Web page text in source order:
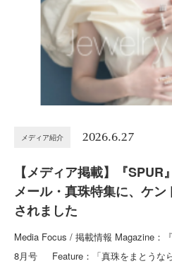
メディア紹介 2026.6.27
【メディア掲載】『
メール・真珠特集に、ケ
されました
Media Focus / 掲載情報 Magazine：
8月号 Feature：「真珠をまとうな